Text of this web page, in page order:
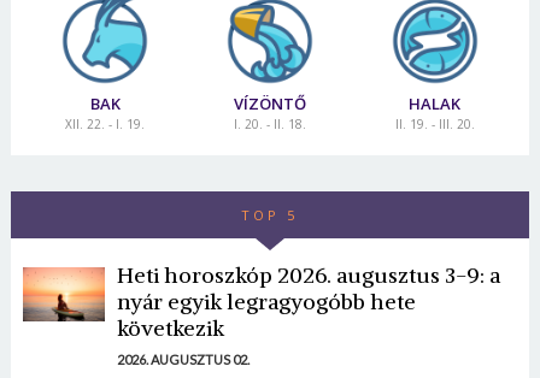
BAK
XII. 22. - I. 19.
VÍZÖNTŐ
I. 20. - II. 18.
HALAK
II. 19. - III. 20.
TOP 5
Heti horoszkóp 2026. augusztus 3-9: a
nyár egyik legragyogóbb hete
következik
2026. AUGUSZTUS 02.